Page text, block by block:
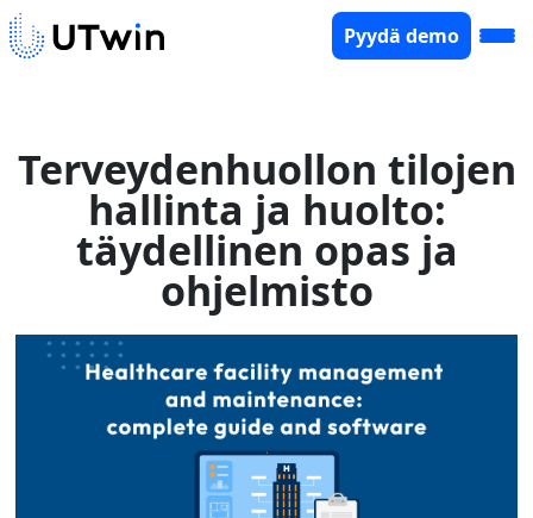
Pyydä demo
Terveydenhuollon tilojen
hallinta ja huolto:
täydellinen opas ja
ohjelmisto